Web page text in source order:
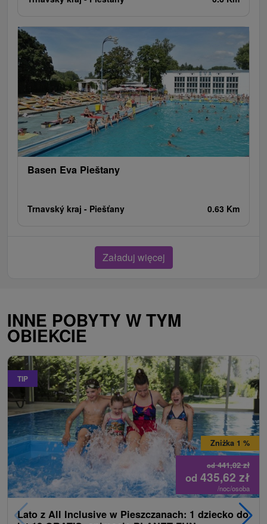
Basen Eva Pieštany
Trnavský kraj - Piešťany 0.63 Km
Załaduj więcej
INNE POBYTY W TYM
OBIEKCIE
TIP
od441,02zł
Zniżka 1 %
od 435,62 zł
/noc/osoba
Lato z All Inclusive w Pieszczanach: 1 dziecko do